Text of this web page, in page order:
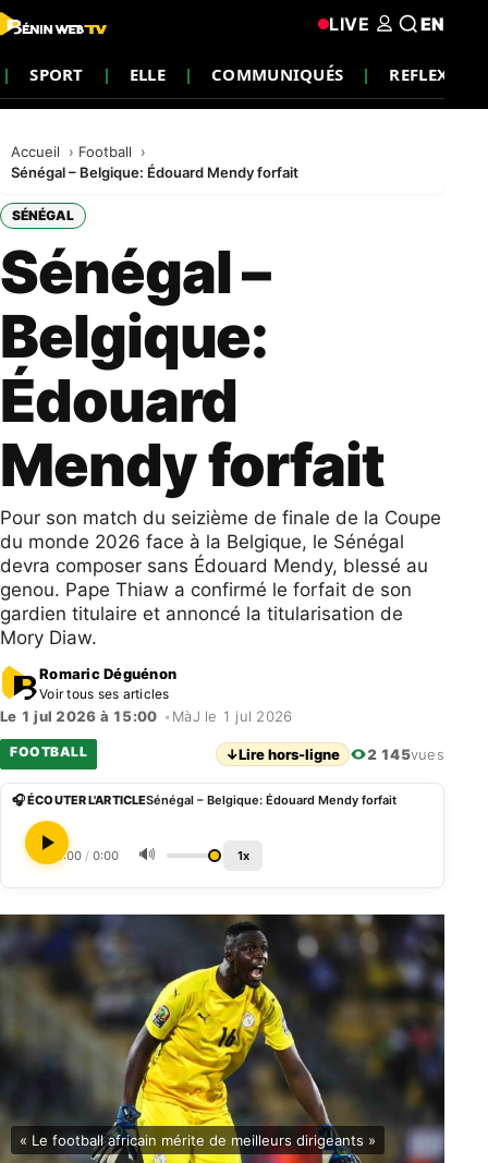
SPORT ELLE COMMUNIQUÉS REFLEXION
LIVE EN
Accueil
Football
Sénégal – Belgique: Édouard Mendy forfait
SÉNÉGAL
Sénégal –
Belgique:
Édouard
Mendy forfait
Pour son match du seizième de finale de la Coupe
du monde 2026 face à la Belgique, le Sénégal
devra composer sans Édouard Mendy, blessé au
genou. Pape Thiaw a confirmé le forfait de son
gardien titulaire et annoncé la titularisation de
Mory Diaw.
Romaric Déguénon
Voir tous ses articles
Le 1 jul 2026 à 15:00 • MàJ le 1 jul 2026
FOOTBALL ↓Lire hors-ligne 2 145vues
🎧 ÉCOUTER L'ARTICLESénégal – Belgique: Édouard Mendy forfait
0:00 / 0:00 🔊 1x
« Le football africain mérite de meilleurs dirigeants »